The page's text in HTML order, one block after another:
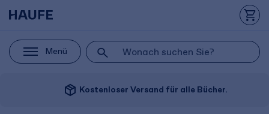
Menü
package_2 Kostenloser Versand für alle Bücher.